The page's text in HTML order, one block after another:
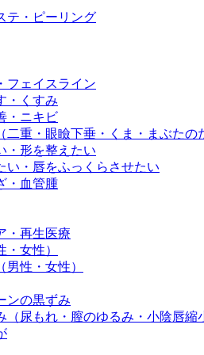
テ・ピーリング
フェイスライン
・くすみ
・ニキビ
二重・眼瞼下垂・くま・まぶたの
・形を整えたい
い・唇をふっくらさせたい
・血管腫
・再生医療
・女性）
性・女性）
ンの黒ずみ
（尿もれ・膣のゆるみ・小陰唇縮